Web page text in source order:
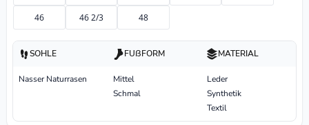
46 46 2/3 48
SOHLE
Nasser Naturrasen
FUßFORM
Mittel
Schmal
MATERIAL
Leder
Synthetik
Textil